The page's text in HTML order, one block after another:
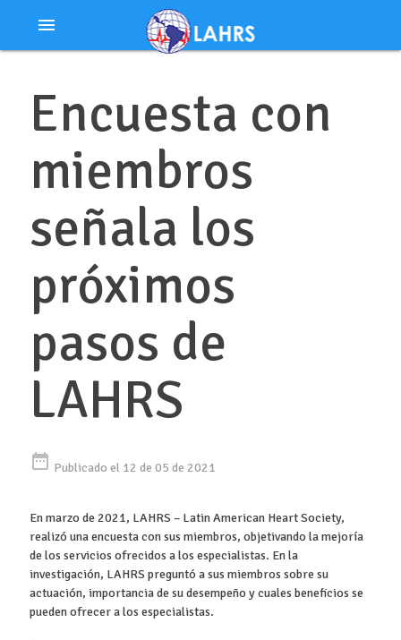
menu
Encuesta con
miembros
señala los
próximos
pasos de
LAHRS
date_range Publicado el 12 de 05 de 2021
En marzo de 2021, LAHRS – Latin American Heart Society,
realizó una encuesta con sus miembros, objetivando la mejoría
de los servicios ofrecidos a los especialistas. En la
investigación, LAHRS preguntó a sus miembros sobre su
actuación, importancia de su desempeño y cuales beneficios se
pueden ofrecer a los especialistas.